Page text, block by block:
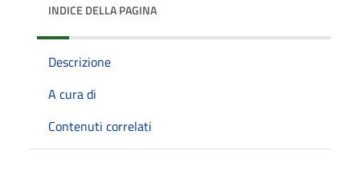
INDICE DELLA PAGINA
Descrizione
A cura di
Contenuti correlati